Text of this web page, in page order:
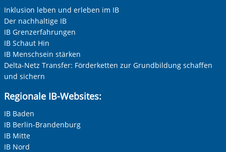
Inklusion leben und erleben im IB
Der nachhaltige IB
IB Grenzerfahrungen
IB Schaut Hin
IB Menschsein stärken
Delta-Netz Transfer: Förderketten zur Grundbildung schaffen
und sichern
Regionale IB-Websites:
IB Baden
IB Berlin-Brandenburg
IB Mitte
IB Nord